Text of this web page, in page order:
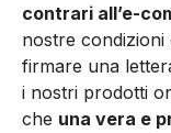
contrari all’e-
nostre condizioni
firmare una
i nostri prodotti
che una vera e